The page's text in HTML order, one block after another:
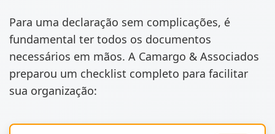
Para uma declaração sem complicações, é
fundamental ter todos os documentos
necessários em mãos. A Camargo & Associados
preparou um checklist completo para facilitar
sua organização: